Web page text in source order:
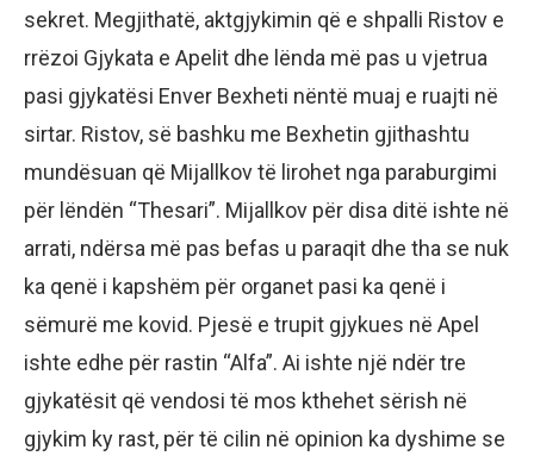
sekret. Megjithatë, aktgjykimin që e shpalli Ristov e
rrëzoi Gjykata e Apelit dhe lënda më pas u vjetrua
pasi gjykatësi Enver Bexheti nëntë muaj e ruajti në
sirtar. Ristov, së bashku me Bexhetin gjithashtu
mundësuan që Mijallkov të lirohet nga paraburgimi
për lëndën “Thesari”. Mijallkov për disa ditë ishte në
arrati, ndërsa më pas befas u paraqit dhe tha se nuk
ka qenë i kapshëm për organet pasi ka qenë i
sëmurë me kovid. Pjesë e trupit gjykues në Apel
ishte edhe për rastin “Alfa”. Ai ishte një ndër tre
gjykatësit që vendosi të mos kthehet sërish në
gjykim ky rast, për të cilin në opinion ka dyshime se